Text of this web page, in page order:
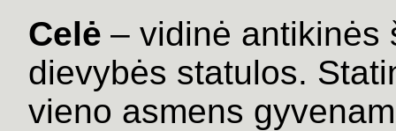
Celė – vidinė antikinės
dievybės statulos.
vieno asmens